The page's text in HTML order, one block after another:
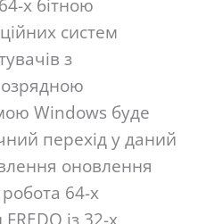
х бітною
систем
з
Windows буде
перехід у даний
оновлення
робота 64-х